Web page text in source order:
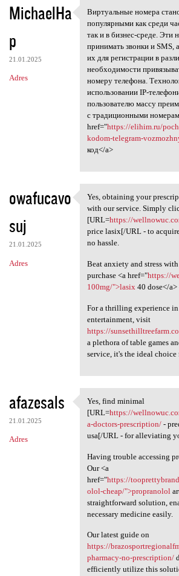
MichaelHa
p
21.01.2025
Adres
Виртуальные
Виртуальные номера
популярными как среди
так и в бизнес-среде. Эти
принимать звонки и SMS,
их для регистрации в
необходимости
номеру телефона.
использовании IP-
пользователю массу
с традиционными
href="https://elihim.ru/
kodom-telegram-
код</a>
owafucavo
suj
21.01.2025
Adres
Yes, obtaining your
Yes, obtaining your
with our service. Simply
[URL=https://
price lasix[/URL - to
no hassle.
Beat anxiety and stress
purchase <a href="https://
100mg/">lasix 40 dose</a>
For a thrilling experience
entertainment, visit
https://
a plethora of table games
service, it's the ideal choice
afazesals
21.01.2025
Adres
Yes, find minimal
Yes, find minimal
[URL=https://
a-doctors-prescription/-
usa[/URL - for alleviating
Having trouble accessing
Our <a
href="https://
olol-cheap/">propranolol
straightforward solution,
necessary medicine easily.
Our latest guide on
https://
pharmacy-no-prescription/
efficiently utilize this